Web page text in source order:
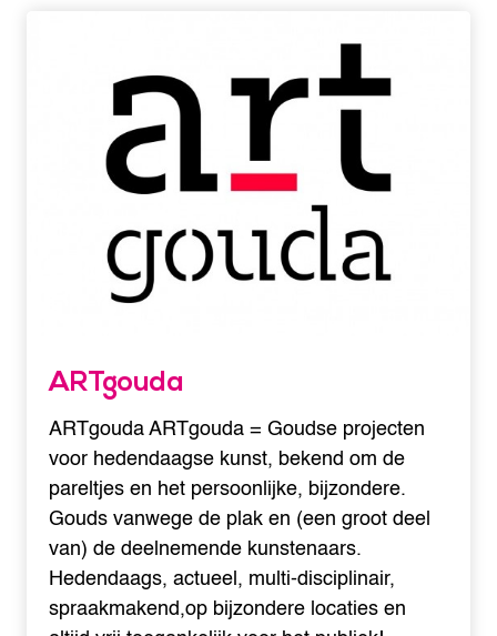
ARTgouda
ARTgouda ARTgouda = Goudse projecten
voor hedendaagse kunst, bekend om de
pareltjes en het persoonlijke, bijzondere.
Gouds vanwege de plak en (een groot deel
van) de deelnemende kunstenaars.
Hedendaags, actueel, multi-disciplinair,
spraakmakend,op bijzondere locaties en